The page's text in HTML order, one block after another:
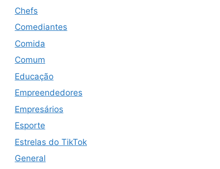
Chefs
Comediantes
Comida
Comum
Educação
Empreendedores
Empresários
Esporte
Estrelas do TikTok
General